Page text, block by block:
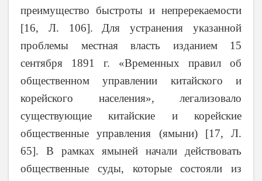
преимущество быстроты и непререкаемости
[16, Л. 106].
Для устранения указанной
проблемы местная власть изданием 15
сентября 1891 г. «Временных правил об
общественном управлении китайского и
корейского населения», легализовало
существующие китайские и корейские
общественные управления (ямыни) [17, Л.
65]. В рамках ямыней начали действовать
общественные суды, которые состояли из